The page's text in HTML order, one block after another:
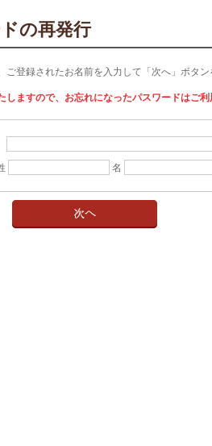
の再発行
ご登録されたお名前を入力して「次へ」ボタ
ますので、お忘れになったパスワードはご
名